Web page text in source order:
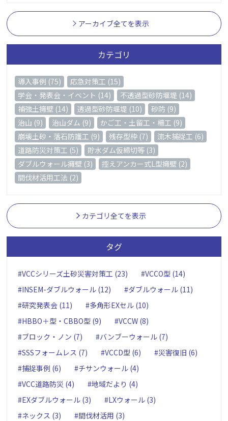
アーカイブ全てを表示
カテゴリ
導入事例 (75)
応急対策工 (15)
学会・発表会・イベント (14)
不透過型砂防堰堤 (14)
補強土擁壁 (14)
透過型砂防堰堤 (10)
砂防 (9)
治山 (9)
治山ダム (9)
かご工・土留工・柵工 (9)
崩壊土砂・落石防護工 (9)
残存型枠 (7)
流木捕捉工 (6)
道路防災対策工 (5)
貯水ダム仮締切等 (3)
ダブルウォール擁壁 (3)
控えアンカー式L型擁壁 (2)
間伐材活用工法 (2)
カテゴリ全てを表示
タグ
#VCCシリーズ土砂災害対策工 (23)
#VCCO型 (14)
#INSEM-ダブルウォール (12)
#ダブルウォール (11)
#研究発表会 (11)
#多角形EXセル (10)
#HBBO＋型・CBBO型 (9)
#VCCW (8)
#ブロック・ノン (7)
#バンブーウォール (7)
#SSSフォームレス (7)
#VCCD型 (6)
#災害復旧 (6)
#捕捉事例 (6)
#チサンウォール (4)
#VCC道路防災 (4)
#地域だより (4)
#EXダブルウォール (3)
#LXウォール (3)
#ネックス (3)
#間伐材活用 (3)